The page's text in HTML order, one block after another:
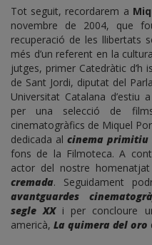
Tot seguit, recordarem a
novembre de 2004, que
recuperació de les llibertats
més d’un referent en la
jutges, primer Catedràtic d’h
de Sant Jordi, diputat del
Universitat Catalana d’estiu
per una selecció de
cinematogràfics de Miquel
dedicada alcinema primitiu
fons de la Filmoteca. A
actor del nostre
cremada. Seguidament
avantguardes
segle XXi per concloure
americà, La quimera del oro